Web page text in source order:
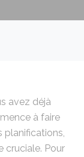
avez déjà
à faire
planifications,
cruciale. Pour